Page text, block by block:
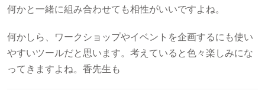
何かと一緒に組み合わせても相性がいいですよね。
何かしら、ワークショップやイベントを企画するにも使い
やすいツールだと思います。考えていると色々楽しみにな
ってきますよね。香先生も